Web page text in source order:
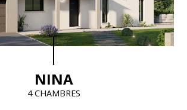
NINA
4 CHAMBRES